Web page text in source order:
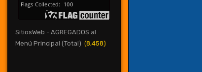
SitiosWeb - AGREGADOS al
Menú Principal (Total) (8,458)